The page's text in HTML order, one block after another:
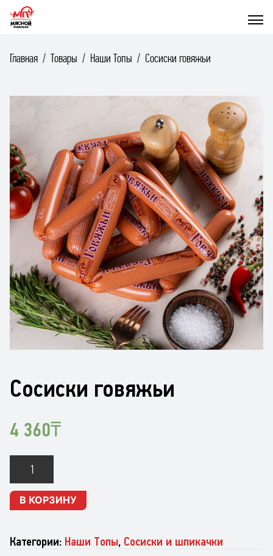
Главная Товары Наши Топы Сосиски говяжьи
Сосиски говяжьи
4 360₸
Сосиски
говяжьи
В КОРЗИНУ
Категории: Наши Топы, Сосиски и шпикачки